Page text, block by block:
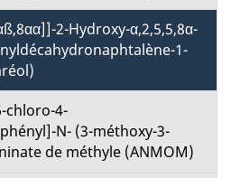
2-Hydroxy-α,2,5,5,8α-
1-
chloro-4-
N- (3-méthoxy-3-
de méthyle (ANMOM)